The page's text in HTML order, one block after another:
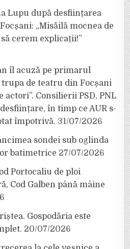
Lupu după desființarea
„Misăilă mocnea de
cerem explicații!”
îl acuză pe primarul
de teatru din Focșani
actori”. Consilierii PSD, PNL
în timp ce AUR s-
împotrivă. 31/07/2026
sondei sub oglinda
batimetrice 27/07/2026
Portocaliu de ploi
Cod Galben până mâine
Gospodăria este
20/07/2026